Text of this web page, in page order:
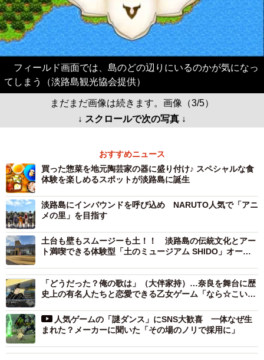
フィールド画面では、島のどの辺りにいるのかが気になっ
てしまう（淡路島観光協会提供）
まだまだ画像は続きます。画像（3/5）
↓ スクロールで次の写真 ↓
おすすめニュース
買った惣菜を地元陶芸家の器に盛り付け♪ スペシャルな食
体験を楽しめるスポットが淡路島に誕生
淡路島にインバウンドを呼び込め NARUTO人気で「アニ
メの里」を目指す
土台も壁もスムージーも土！！ 淡路島の伝統文化とアー
ト満喫できる体験型「土のミュージアム SHIDO」オープ
「どうだった？俺の歌は」（大伴家持）…奈良を舞台に歴
史上の有名人たちと恋愛できる乙女ゲーム「なら☆こい」
人気ゲームの「謎ダンス」にSNS大歓喜 一体なぜ生
まれた？メーカーに聞いた「その場のノリで採用に」